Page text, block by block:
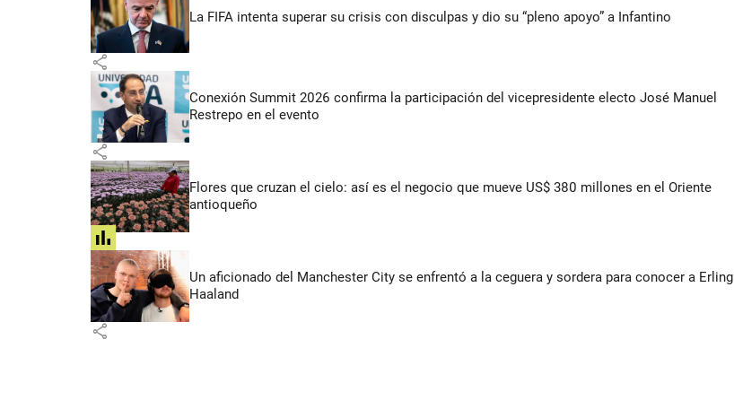
La FIFA intenta superar su crisis con disculpas y dio su “pleno apoyo” a Infantino
share
Conexión Summit 2026 confirma la participación del vicepresidente electo José Manuel
Restrepo en el evento
share
Flores que cruzan el cielo: así es el negocio que mueve US$ 380 millones en el Oriente
antioqueño
share
Un aficionado del Manchester City se enfrentó a la ceguera y sordera para conocer a Erling
Haaland
share